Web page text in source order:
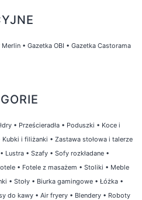
Merlin • Gazetka OBI • Gazetka Castorama
• Prześcieradła • Poduszki • Koce i
Kubki i filiżanki • Zastawa stołowa i talerze
• Lustra • Szafy • Sofy rozkładane •
• Fotele z masażem • Stoliki • Meble
• Stoły • Biurka gamingowe • Łóżka •
do kawy • Air fryery • Blendery • Roboty